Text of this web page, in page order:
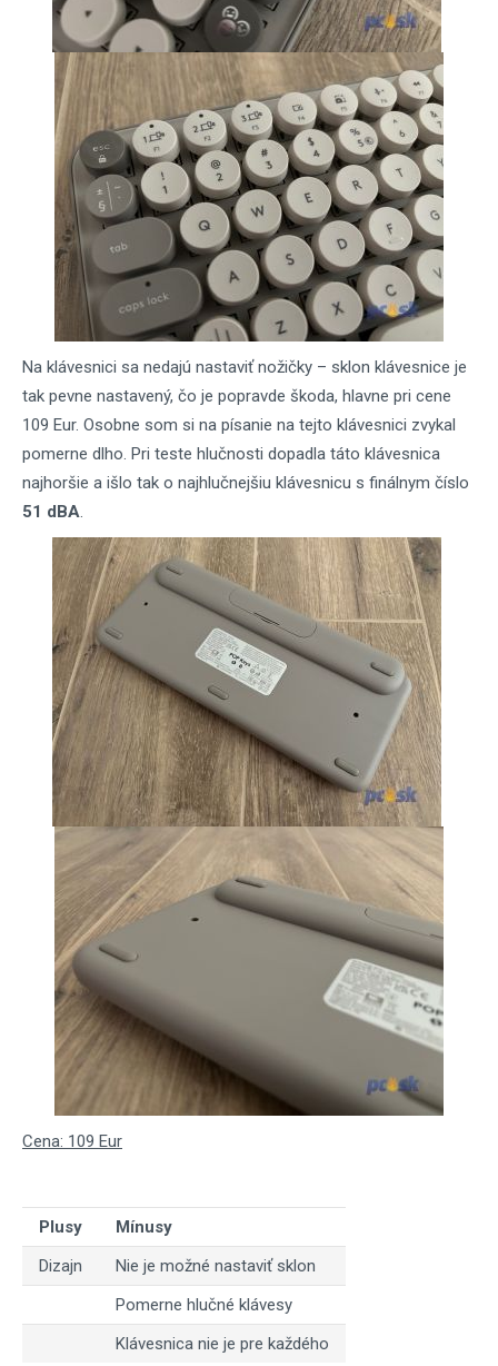
Na klávesnici sa nedajú nastaviť nožičky – sklon klávesnice je
tak pevne nastavený, čo je popravde škoda, hlavne pri cene
109 Eur. Osobne som si na písanie na tejto klávesnici zvykal
pomerne dlho. Pri teste hlučnosti dopadla táto klávesnica
najhoršie a išlo tak o najhlučnejšiu klávesnicu s finálnym číslo
51 dBA.
Cena: 109 Eur
Plusy
Mínusy
Dizajn
Nie je možné nastaviť sklon
Pomerne hlučné klávesy
Klávesnica nie je pre každého